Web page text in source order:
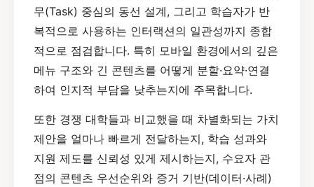
무(Task) 중심의 동선 설계, 그리고 학습자가 반
복적으로 사용하는 인터랙션의 일관성까지 종합
적으로 점검합니다. 특히 모바일 환경에서의 깊은
메뉴 구조와 긴 콘텐츠를 어떻게 분할·요약·연결
하여 인지적 부담을 낮추는지에 주목합니다.
또한 경쟁 대학들과 비교했을 때 차별화되는 가치
제안을 얼마나 빠르게 전달하는지, 학습 성과와
지원 제도를 신뢰성 있게 제시하는지, 수요자 관
점의 콘텐츠 우선순위와 증거 기반(데이터·사례)